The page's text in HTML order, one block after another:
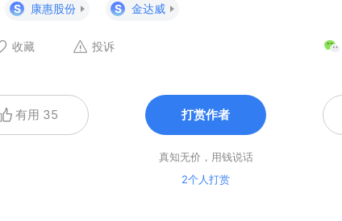
S 康惠股份 S 金达威
收藏 投诉
有用 35 打赏作者
真知无价，用钱说话
2个人打赏